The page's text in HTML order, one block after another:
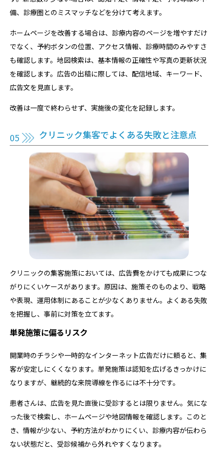
備、診療圏とのミスマッチなどを分けて考えます。
ホームページを改善する場合は、診療内容のページを増やすだけ
でなく、予約ボタンの位置、アクセス情報、診療時間のみやすさ
も確認します。地図検索は、基本情報の正確性や写真の更新状況
を確認します。広告の出稿に際しては、配信地域、キーワード、
広告文を見直します。
改善は一度で終わらせず、実施後の変化を記録します。
クリニック集客でよくある失敗と注意点
クリニックの集客施策においては、広告費をかけても成果につな
がりにくいケースがあります。原因は、施策そのものより、戦略
や表現、運用体制にあることが少なくありません。よくある失敗
を把握し、事前に対策を立てます。
単発施策に偏るリスク
開業時のチラシや一時的なインターネット広告だけに頼ると、集
客が安定しにくくなります。単発施策は認知を広げるきっかけに
なりますが、継続的な来院導線を作るには不十分です。
患者さんは、広告を見た直後に受診するとは限りません。気にな
った後で検索し、ホームページや地図情報を確認します。このと
き、情報が少ない、予約方法がわかりにくい、診療内容が伝わら
ない状態だと、受診候補から外れやすくなります。